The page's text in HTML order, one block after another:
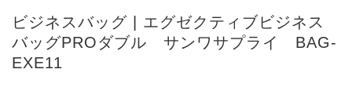
ビジネスバッグ | エグゼクティブビジネス
バッグPROダブル サンワサプライ BAG-
EXE11